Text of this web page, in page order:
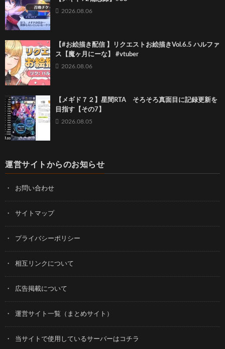
2026.08.06
【#お絵描き配信 】リクエストお絵描きVol.6.5 ハルファ
ス【魔ヶ月にーな】 #vtuber
2026.08.06
【メギド７２】星間RTA そろそろ真面目に記録更新を
目指す【その7】
2026.08.05
運営サイトからのお知らせ
お問い合わせ
サイトマップ
プライバシーポリシー
相互リンクについて
広告掲載について
運営サイト一覧（まとめサイト）
当サイトで使用しているサーバーはコチラ